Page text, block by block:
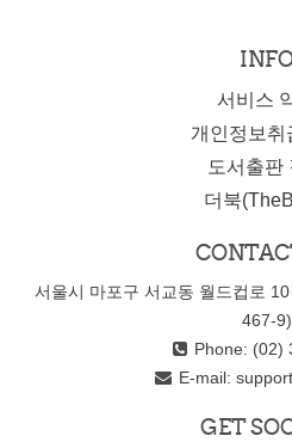
서비스
개인정보취
도서출판
더북
서울시 마포구 서교동 월드컵로
467-9)
Phone: (02)
E-mail:
GET